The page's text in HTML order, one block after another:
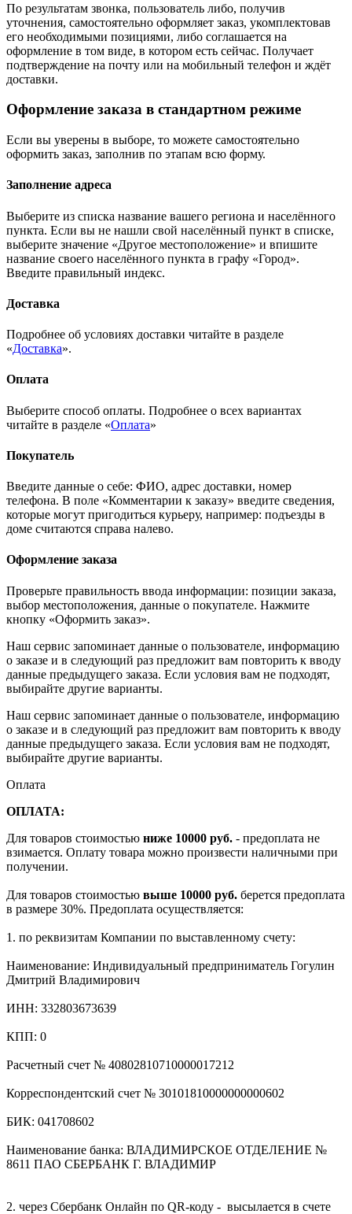
По результатам звонка, пользователь либо, получив
уточнения, самостоятельно оформляет заказ, укомплектовав
его необходимыми позициями, либо соглашается на
оформление в том виде, в котором есть сейчас. Получает
подтверждение на почту или на мобильный телефон и ждёт
доставки.
Оформление заказа в стандартном режиме
Если вы уверены в выборе, то можете самостоятельно
оформить заказ, заполнив по этапам всю форму.
Заполнение адреса
Выберите из списка название вашего региона и населённого
пункта. Если вы не нашли свой населённый пункт в списке,
выберите значение «Другое местоположение» и впишите
название своего населённого пункта в графу «Город».
Введите правильный индекс.
Доставка
Подробнее об условиях доставки читайте в разделе
«Доставка».
Оплата
Выберите способ оплаты. Подробнее о всех вариантах
читайте в разделе «Оплата»
Покупатель
Введите данные о себе: ФИО, адрес доставки, номер
телефона. В поле «Комментарии к заказу» введите сведения,
которые могут пригодиться курьеру, например: подъезды в
доме считаются справа налево.
Оформление заказа
Проверьте правильность ввода информации: позиции заказа,
выбор местоположения, данные о покупателе. Нажмите
кнопку «Оформить заказ».
Наш сервис запоминает данные о пользователе, информацию
о заказе и в следующий раз предложит вам повторить к вводу
данные предыдущего заказа. Если условия вам не подходят,
выбирайте другие варианты.
Наш сервис запоминает данные о пользователе, информацию
о заказе и в следующий раз предложит вам повторить к вводу
данные предыдущего заказа. Если условия вам не подходят,
выбирайте другие варианты.
Оплата
ОПЛАТА:
Для товаров стоимостью ниже 10000 руб. - предоплата не
взимается. Оплату товара можно произвести наличными при
получении.
Для товаров стоимостью выше 10000 руб. берется предоплата
в размере 30%. Предоплата осуществляется:
1. по реквизитам Компании по выставленному счету:
Наименование: Индивидуальный предприниматель Гогулин
Дмитрий Владимирович
ИНН: 332803673639
КПП: 0
Расчетный счет № 40802810710000017212
Корреспондентский счет № 30101810000000000602
БИК: 041708602
Наименование банка: ВЛАДИМИРСКОЕ ОТДЕЛЕНИЕ №
8611 ПАО СБЕРБАНК Г. ВЛАДИМИР
2. через Сбербанк Онлайн по QR-коду - высылается в счете